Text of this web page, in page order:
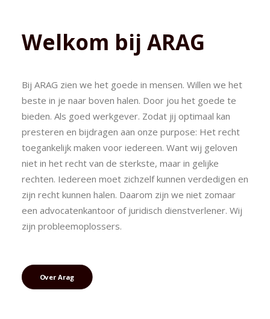
Welkom bij ARAG
Bij ARAG zien we het goede in mensen. Willen we het
beste in je naar boven halen. Door jou het goede te
bieden. Als goed werkgever. Zodat jij optimaal kan
presteren en bijdragen aan onze purpose: Het recht
toegankelijk maken voor iedereen. Want wij geloven
niet in het recht van de sterkste, maar in gelijke
rechten. Iedereen moet zichzelf kunnen verdedigen en
zijn recht kunnen halen. Daarom zijn we niet zomaar
een advocatenkantoor of juridisch dienstverlener. Wij
zijn probleemoplossers.
Over Arag